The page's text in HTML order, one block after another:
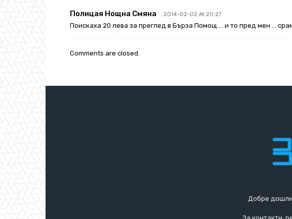
Полицая Нощна Смяна 2014-02-02 At 20:27
Поискаха 20 лева за преглед в Бърза Помощ … и то пред мен …
Comments are closed.
Добре дошли